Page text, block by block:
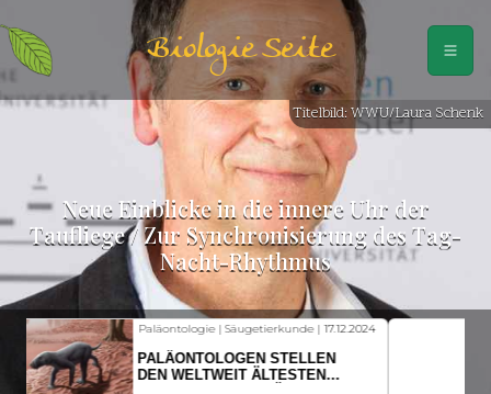
Biologie Seite
Titelbild: WWU/Laura Schenk
Neue Einblicke in die innere Uhr der
Taufliege / Zur Synchronisierung des Tag-
Nacht-Rhythmus
Fischkunde | Klimawandel | 18.11.2024
KLIMAWANDEL SETZT
HERINGSLARVEN UNTER